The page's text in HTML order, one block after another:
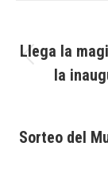
Llega la
la
Sorteo del